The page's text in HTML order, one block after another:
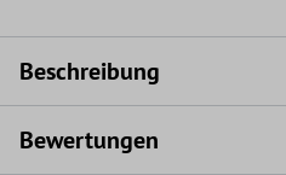
Beschreibung
Bewertungen